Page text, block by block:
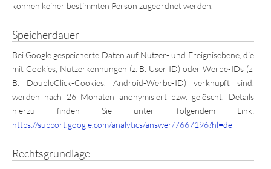
können keiner bestimmten Person zugeordnet werden.
Speicherdauer
Bei Google gespeicherte Daten auf Nutzer- und Ereignisebene, die
mit Cookies, Nutzerkennungen (z. B. User ID) oder Werbe-IDs (z.
B. DoubleClick-Cookies, Android-Werbe-ID) verknüpft sind,
werden nach 26 Monaten anonymisiert bzw. gelöscht. Details
hierzu finden Sie unter folgendem Link:
https://support.google.com/analytics/answer/7667196?hl=de
Rechtsgrundlage